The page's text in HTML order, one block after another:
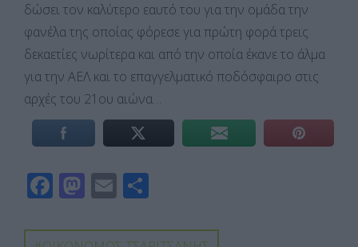
δώσει τον καλύτερο εαυτό του για την ομάδα την
φανέλα της οποίας φόρεσε για πρώτη φορά τρεις
δεκαετίες νωρίτερα και από την οποία έκανε το άλμα
για την ΑΕΛ και το επαγγελματικό ποδόσφαιρο στις
αρχές του 21ου αιώνα…
F
e
M
to
E
ail ρ